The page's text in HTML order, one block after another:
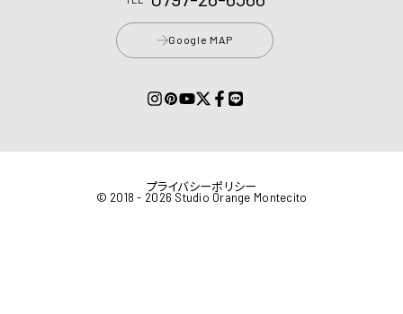
Google MAP
© 2018 - 2026 Studio Orange Montecito
プライバシーポリシー